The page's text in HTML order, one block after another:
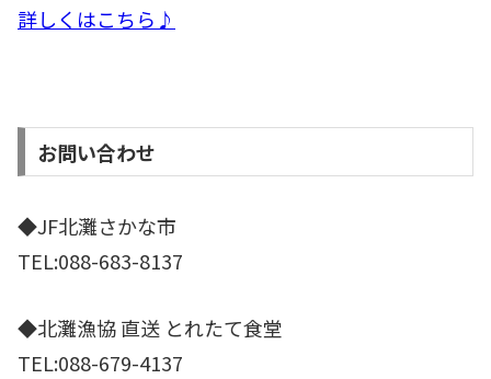
詳しくはこちら♪
お問い合わせ
◆JF北灘さかな市
TEL:088-683-8137
◆北灘漁協 直送 とれたて食堂
TEL:088-679-4137